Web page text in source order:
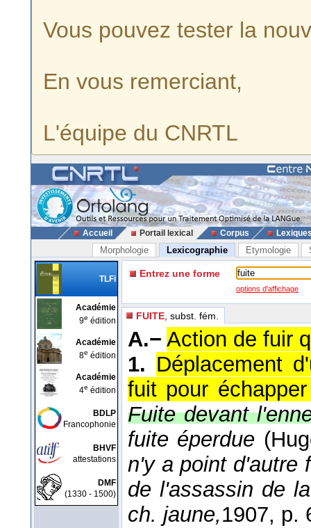
Vous pouvez tester la
En vous remerciant,
L'équipe du CNRTL
Accueil Portail lexical Corpus
Morphologie Lexicographie Etymologie
TLFi
Académie
9e édition
Académie
8e édition
Académie
4e édition
BDLP
Francophonie
BHVF
attestations
DMF
(1330 - 1500)
Entrez une forme
options d'affichage
FUITE , subst. fém.
A.− Action de fuir
1. Déplacement
fuit pour
Fuite devant
fuite éperdue (
n'y a point d'autre
de l'assassin de
ch. jaune,1907, p.